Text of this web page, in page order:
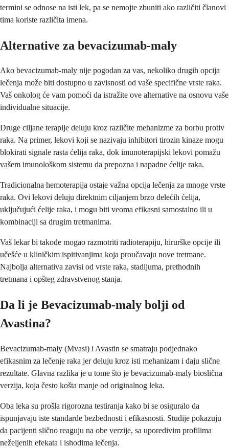
termini se odnose na isti lek, pa se nemojte zbuniti ako različiti članovi
tima koriste različita imena.
Alternative za bevacizumab-maly
Ako bevacizumab-maly nije pogodan za vas, nekoliko drugih opcija
lečenja može biti dostupno u zavisnosti od vaše specifične vrste raka.
Vaš onkolog će vam pomoći da istražite ove alternative na osnovu vaše
individualne situacije.
Druge ciljane terapije deluju kroz različite mehanizme za borbu protiv
raka. Na primer, lekovi koji se nazivaju inhibitori tirozin kinaze mogu
blokirati signale rasta ćelija raka, dok imunoterapijski lekovi pomažu
vašem imunološkom sistemu da prepozna i napadne ćelije raka.
Tradicionalna hemoterapija ostaje važna opcija lečenja za mnoge vrste
raka. Ovi lekovi deluju direktnim ciljanjem brzo delećih ćelija,
uključujući ćelije raka, i mogu biti veoma efikasni samostalno ili u
kombinaciji sa drugim tretmanima.
Vaš lekar bi takođe mogao razmotriti radioterapiju, hirurške opcije ili
učešće u kliničkim ispitivanjima koja proučavaju nove tretmane.
Najbolja alternativa zavisi od vrste raka, stadijuma, prethodnih
tretmana i opšteg zdravstvenog stanja.
Da li je Bevacizumab-maly bolji od
Avastina?
Bevacizumab-maly (Mvasi) i Avastin se smatraju podjednako
efikasnim za lečenje raka jer deluju kroz isti mehanizam i daju slične
rezultate. Glavna razlika je u tome što je bevacizumab-maly bioslična
verzija, koja često košta manje od originalnog leka.
Oba leka su prošla rigorozna testiranja kako bi se osiguralo da
ispunjavaju iste standarde bezbednosti i efikasnosti. Studije pokazuju
da pacijenti slično reaguju na obe verzije, sa uporedivim profilima
neželjenih efekata i ishodima lečenja.